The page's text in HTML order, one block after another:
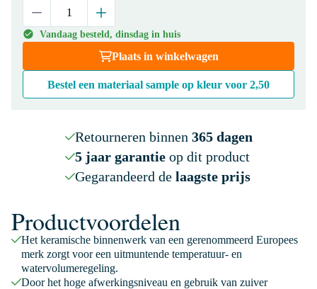
Vandaag besteld, dinsdag in huis
Plaats in winkelwagen
Bestel een materiaal sample op kleur voor 2,50
Retourneren binnen 365 dagen
5 jaar garantieop dit product
Gegarandeerd de laagste prijs
Productvoordelen
Het keramische binnenwerk van een gerenommeerd Europees
merk zorgt voor een uitmuntende temperatuur- en
watervolumeregeling.
Door het hoge afwerkingsniveau en gebruik van zuiver